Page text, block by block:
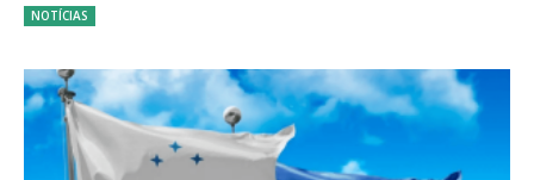
NOTÍCIAS